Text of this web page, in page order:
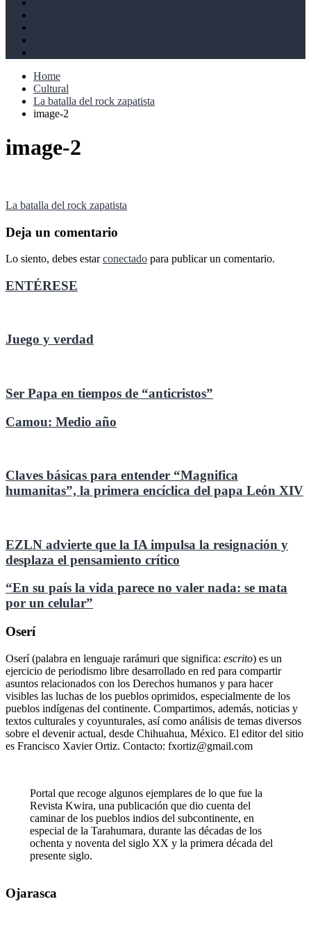
Home
Cultural
La batalla del rock zapatista
image-2
image-2
Navegación
de
entradas
La batalla del rock zapatista
Deja un comentario
Lo siento, debes estarconectado para publicar un comentario.
ENTÉRESE
Juego y verdad
Ser Papa en tiempos de “anticristos”
Camou: Medio año
Claves básicas para entender “Magnifica
humanitas”, la primera encíclica del papa León XIV
EZLN advierte que la IA impulsa la resignación y
desplaza el pensamiento crítico
“En su país la vida parece no valer nada: se mata
por un celular”
Oserí
Oserí (palabra en lenguaje rarámuri que significa: escrito) es un
ejercicio de periodismo libre desarrollado en red para compartir
asuntos relacionados con los Derechos humanos y para hacer
visibles las luchas de los pueblos oprimidos, especialmente de los
pueblos indígenas del continente. Compartimos, además, noticias y
textos culturales y coyunturales, así como análisis de temas diversos
sobre el devenir actual, desde Chihuahua, México. El editor del sitio
es Francisco Xavier Ortiz. Contacto: fxortiz@gmail.com
Portal que recoge algunos ejemplares de lo que fue la
Revista Kwira, una publicación que dio cuenta del
caminar de los pueblos indios del subcontinente, en
especial de la Tarahumara, durante las décadas de los
ochenta y noventa del siglo XX y la primera década del
presente siglo.
Ojarasca